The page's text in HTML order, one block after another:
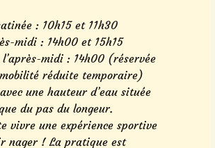
: 10h15et 11h30
midi : 14h00 et 15h15
midi : 14h00 (réservée
réduite temporaire)
une hauteur d’eau située
du pas du longeur.
vivre une expérience sportive
nager ! La pratique est